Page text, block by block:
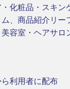
化粧品・スキン
、商品紹介リー
容室・ヘアサロ
利用者に配布